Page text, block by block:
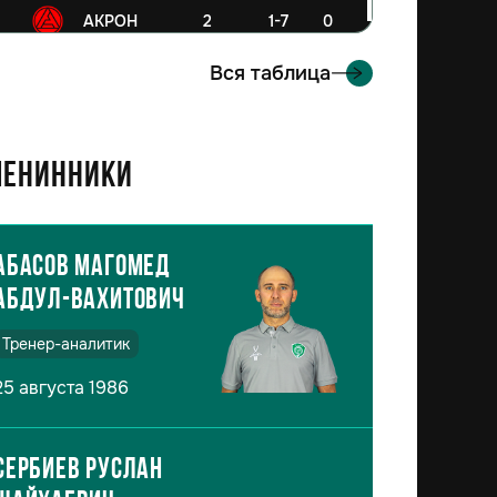
АКРОН 2 1-7 0
Вся таблица
Магомед
Вахитович
Тренер-аналитик
августа 1986
Руслан